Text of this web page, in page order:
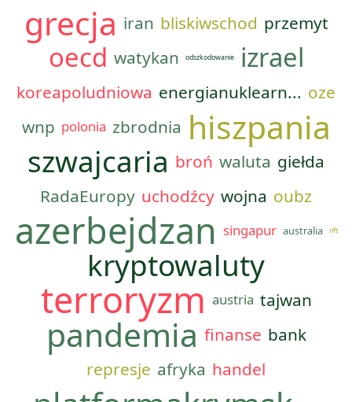
grecja iran bliskiwschod przemyt
oecd watykan odszkodowanie izrael
koreapoludniowa energianuklearn... oze
wnp polonia zbrodnia hiszpania
szwajcaria broń waluta giełda
RadaEuropy uchodźcy wojna oubz
azerbejdzan singapur australia nft
kryptowaluty
terroryzm austria tajwan
pandemia finanse bank
represje afryka handel